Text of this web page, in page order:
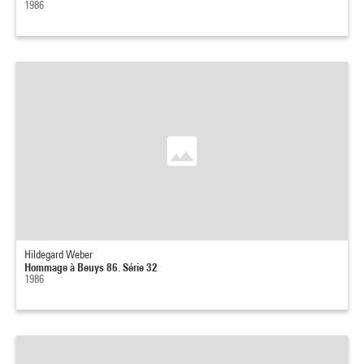
1986
Hildegard Weber
Hommage à Beuys 86. Série 32
1986